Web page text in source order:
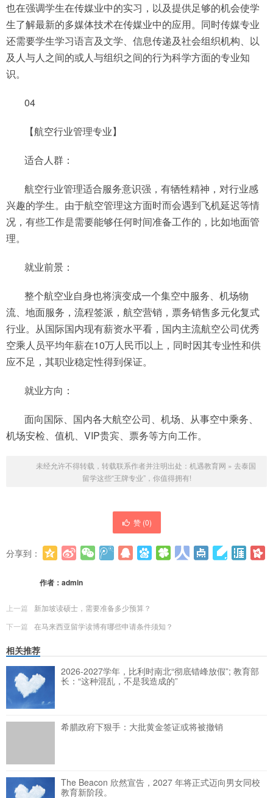
也在强调学生在传媒业中的实习，以及提供足够的机会使学
生了解最新的多媒体技术在传媒业中的应用。同时传媒专业
还需要学生学习语言及文学、信息传递及社会组织机构、以
及人与人之间的或人与组织之间的行为科学方面的专业知
识。
04
【航空行业管理专业】
适合人群：
航空行业管理适合服务意识强，有牺牲精神，对行业感
兴趣的学生。由于航空管理这方面时而会遇到飞机延迟等情
况，有些工作是需要能够任何时间准备工作的，比如地面管
理。
就业前景：
整个航空业自身也将演变成一个集空中服务、机场物
流、地面服务，流程签派，航空营销，票务销售多元化复式
行业。从国际国内现有薪资水平看，国内主流航空公司优秀
空乘人员平均年薪在10万人民币以上，同时因其专业性和供
应不足，其职业稳定性得到保证。
就业方向：
面向国际、国内各大航空公司、机场、从事空中乘务、
机场安检、值机、VIP贵宾、票务等方向工作。
未经允许不得转载，转载联系作者并注明出处： 机遇教育网 » 去泰国
留学这些“王牌专业”，你值得拥有!
赞 (0)
分享到：
作者： admin
上一篇
新加坡读硕士，需要准备多少预算？
下一篇
在马来西亚留学读博有哪些申请条件须知？
相关推荐
2026-2027学年，比利时南北“彻底错峰放假”; 教育部
长：“这种混乱，不是我造成的”
希腊政府下狠手：大批黄金签证或将被撤销
The Beacon 欣然宣告，2027 年将正式迈向男女同校
教育新阶段。